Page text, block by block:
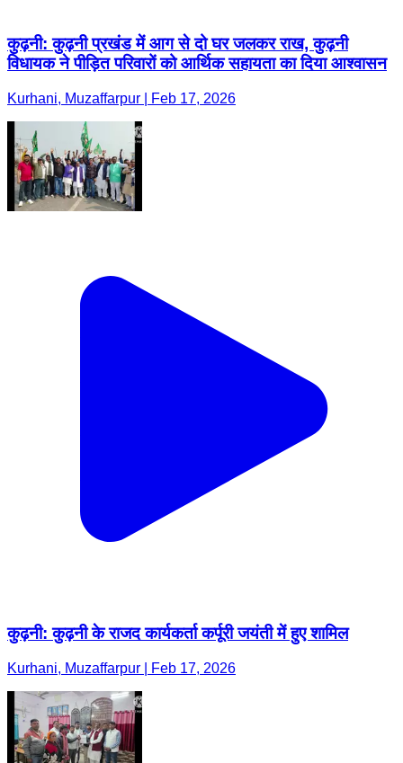
कुढ़नी: कुढ़नी प्रखंड में आग से दो घर जलकर राख, कुढ़नी
विधायक ने पीड़ित परिवारों को आर्थिक सहायता का दिया आश्वासन
Kurhani, Muzaffarpur | Feb 17, 2026
कुढ़नी: कुढ़नी के राजद कार्यकर्ता कर्पूरी जयंती में हुए शामिल
Kurhani, Muzaffarpur | Feb 17, 2026